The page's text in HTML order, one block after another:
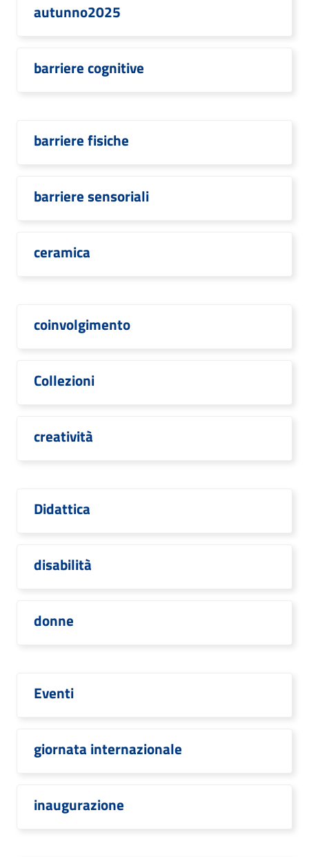
autunno2025
barriere cognitive
barriere fisiche
barriere sensoriali
ceramica
coinvolgimento
Collezioni
creatività
Didattica
disabilità
donne
Eventi
giornata internazionale
inaugurazione